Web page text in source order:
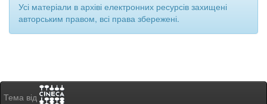
Усі матеріали в архіві електронних ресурсів захищені
авторським правом, всі права збережені.
Тема від